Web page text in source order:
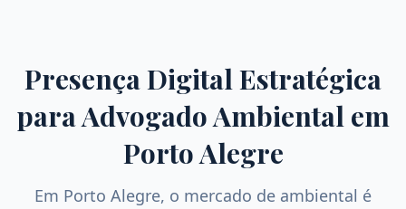
Presença Digital Estratégica
paraAdvogado Ambiental em
Porto Alegre
Em Porto Alegre, o mercado de ambiental é